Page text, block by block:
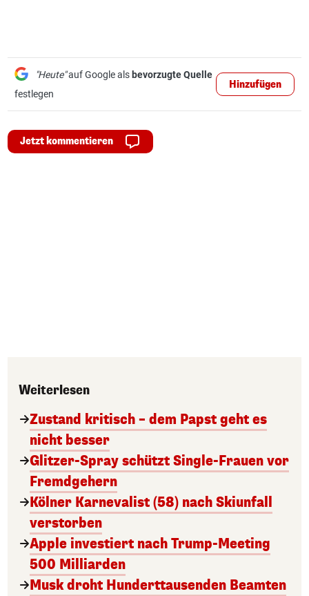
"Heute"auf Google als bevorzugte Quelle
festlegen
Hinzufügen
Jetzt kommentieren
Weiterlesen
Zustand kritisch – dem Papst geht es
nicht besser
Glitzer-Spray schützt Single-Frauen vor
Fremdgehern
Kölner Karnevalist (58) nach Skiunfall
verstorben
Apple investiert nach Trump-Meeting
500 Milliarden
Musk droht Hunderttausenden Beamten